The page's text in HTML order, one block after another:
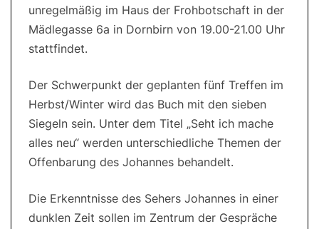
lesen
unregelmäßig im Haus der Frohbotschaft in der
Mädlegasse 6a in Dornbirn von 19.00-21.00 Uhr
stattfindet.
Der Schwerpunkt der geplanten fünf Treffen im
Herbst/Winter wird das Buch mit den sieben
Siegeln sein. Unter dem Titel „Seht ich mache
alles neu“ werden unterschiedliche Themen der
Offenbarung des Johannes behandelt.
Die Erkenntnisse des Sehers Johannes in einer
dunklen Zeit sollen im Zentrum der Gespräche